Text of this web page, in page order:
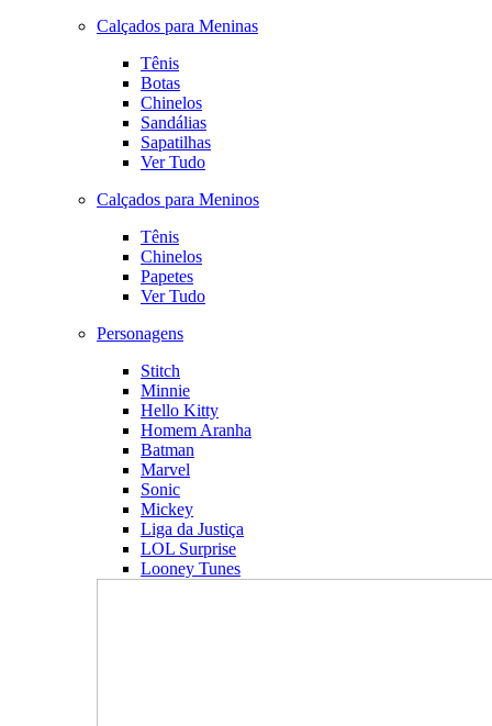
Calçados para Meninas
Tênis
Botas
Chinelos
Sandálias
Sapatilhas
Ver Tudo
Calçados para Meninos
Tênis
Chinelos
Papetes
Ver Tudo
Personagens
Stitch
Minnie
Hello Kitty
Homem Aranha
Batman
Marvel
Sonic
Mickey
Liga da Justiça
LOL Surprise
Looney Tunes